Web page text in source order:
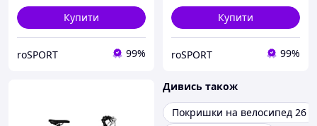
Купити
roSPORT 99%
Купити
roSPORT 99%
Дивись також
Покришки на велосипед 26